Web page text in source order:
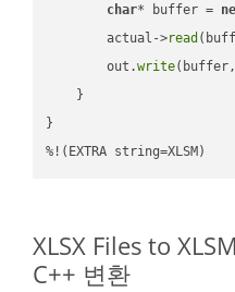
char* buffer =
        actual->
read
        out.
write
    }
}
%!(EXTRA string=XLSM)
XLSX Files to
C++ 변환